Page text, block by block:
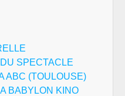
SPECTACLE
ABC (TOULOUSE)
BABYLON KINO